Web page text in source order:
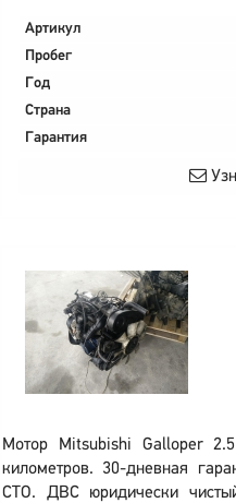
Артикул
Пробег
Год
Страна
Гарантия
Мотор Mitsubishi Galloper
километров. 30-дневная
СТО. ДВС юридически